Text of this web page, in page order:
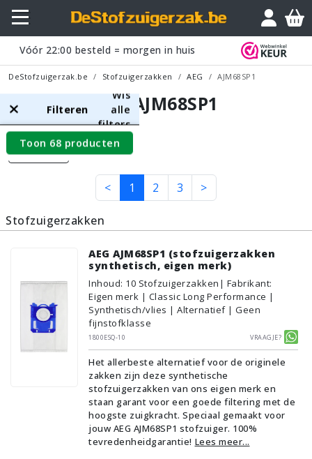
Vóór 22:00 besteld = morgen in huis
DeStofzuigerzak.be Stofzuigerzakken AEG AJM68SP1
AEG AJM68SP1
Filters
< 1 2 3 >
Filteren
Wis
alle
filters
Toon 68 producten
Stofzuigerzakken
AEG AJM68SP1 (stofzuigerzakken
synthetisch, eigen merk)
Inhoud: 10 Stofzuigerzakken | Fabrikant:
Eigen merk | Classic Long Performance |
Synthetisch/vlies | Alternatief | Geen
fijnstofklasse
1800ESQ-10
Vraagje?
Het allerbeste alternatief voor de originele
zakken zijn deze synthetische
stofzuigerzakken van ons eigen merk en
staan garant voor een goede filtering met de
hoogste zuigkracht. Speciaal gemaakt voor
jouw AEG AJM68SP1 stofzuiger. 100%
tevredenheidgarantie! Lees meer...